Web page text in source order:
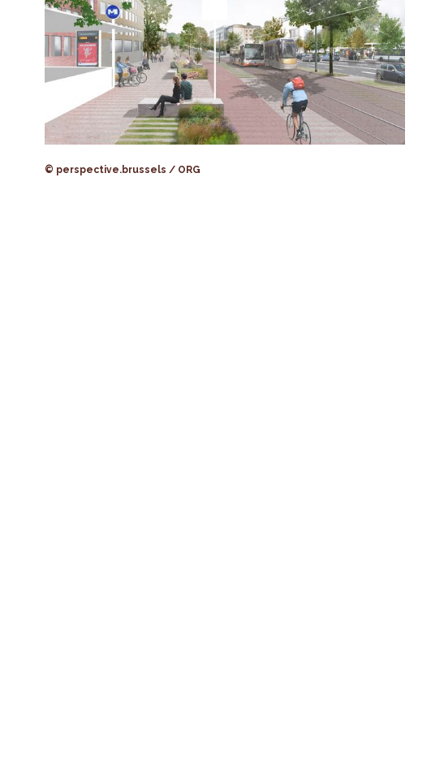
© perspective.brussels / ORG